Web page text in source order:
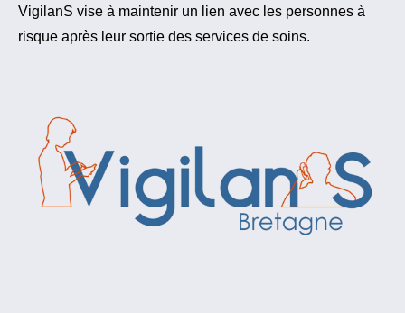
VigilanS vise à maintenir un lien avec les personnes à
risque après leur sortie des services de soins.